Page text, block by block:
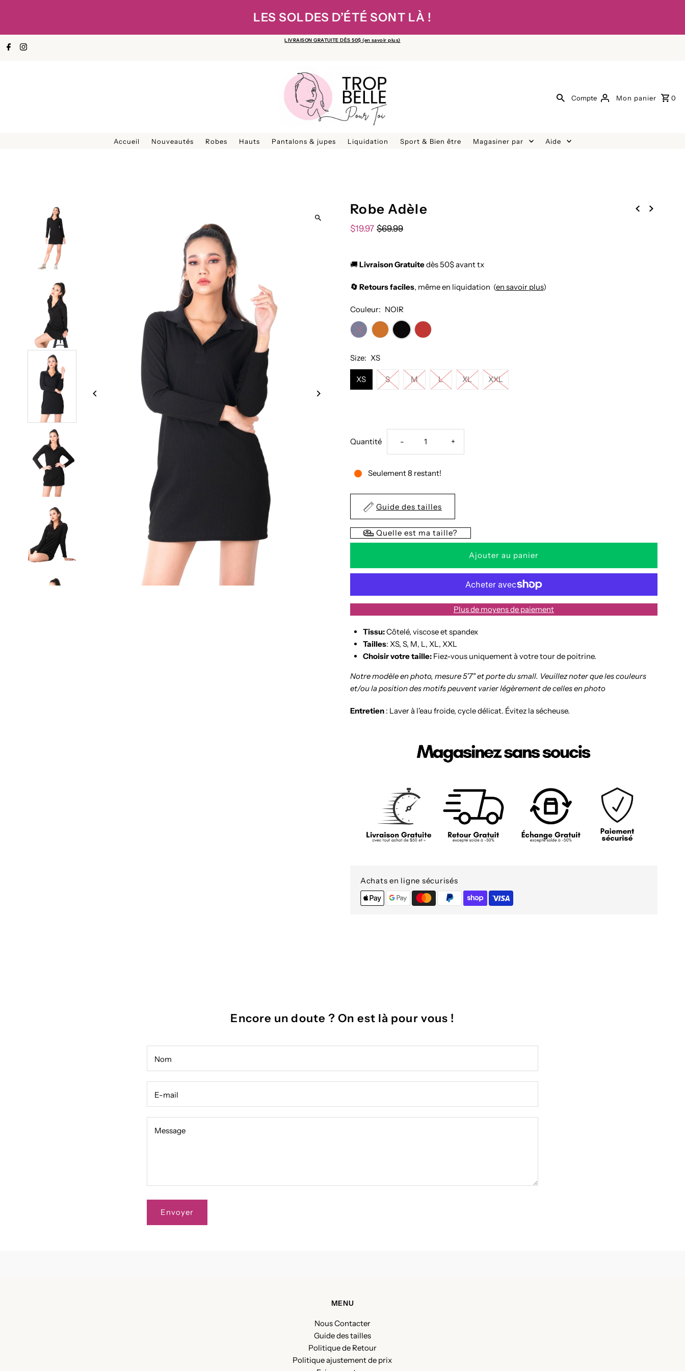
LES SOLDES D’ÉTÉ SONT LÀ !
LIVRAISON GRATUITE DÈS 50$ (en savoir plus)
Compte Mon panier 0
Accueil Nouveautés Robes Hauts Pantalons & jupes Liquidation Sport & Bien être Magasiner par Aide
Robe Adèle
$19.97 $69.99
🚚 Livraison Gratuitedès 50$ avant tx
🔄 Retours faciles, même en liquidation (en savoir plus)
Couleur: NOIR
Size: XS
XS S M L XL XXL
Quantité Réduire
Robe
- Augmenter
Robe
+
Seulement 8 restant!
Guide des tailles
Quelle est ma taille?
Plus de moyens de paiement
Tissu:Côtelé, viscose et spandex
Tailles: XS, S, M, L, XL, XXL
Choisir votre taille: Fiez-vous uniquement à votre tour de poitrine.
Notre modèle en photo, mesure 5'7" et porte du small. Veuillez noter que les couleurs
et/ou la position des motifs peuvent varier légèrement de celles en photo
Entretien: Laver à l'eau froide, cycle délicat. Évitez la sécheuse.
Achats en ligne sécurisés
Encore un doute ? On est là pour vous !
Nom
E-mail
Message
Message
MENU
Nous Contacter
Guide des tailles
Politique de Retour
Politique ajustement de prix